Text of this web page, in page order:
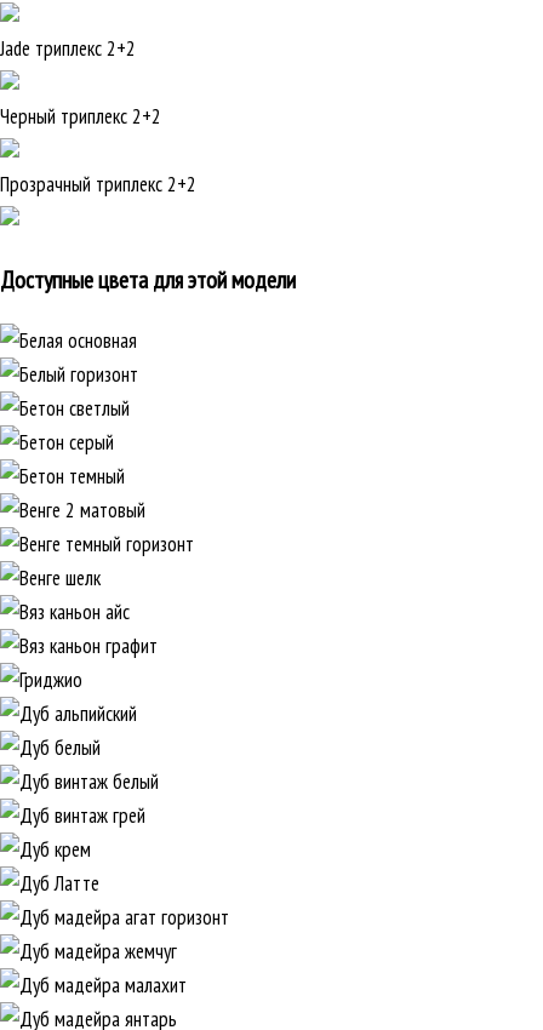
Jade триплекс 2+2
Черный триплекс 2+2
Прозрачный триплекс 2+2
Доступные цвета для этой модели